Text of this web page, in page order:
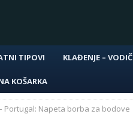
TIPOVI KLAĐENJE – VODIČ
KOŠARKA
Portugal: Napeta borba za bodove